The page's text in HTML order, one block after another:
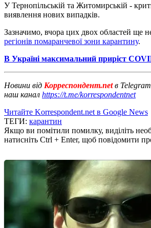
У Тернопільській та Житомирській -
виявлення нових випадків.
Зазначимо, вчора цих двох областей ще
регіонів помаранчевої зони карантину.
В Україні максимальний приріст
Новини від Корреспондент.netв
наш канал https://t.me/korrespondentnet
Читайте Korrespondent.net в Google News
ТЕГИ: карантин
Якщо ви помітили помилку, виділіть
натисніть Ctrl + Enter, щоб повідомити